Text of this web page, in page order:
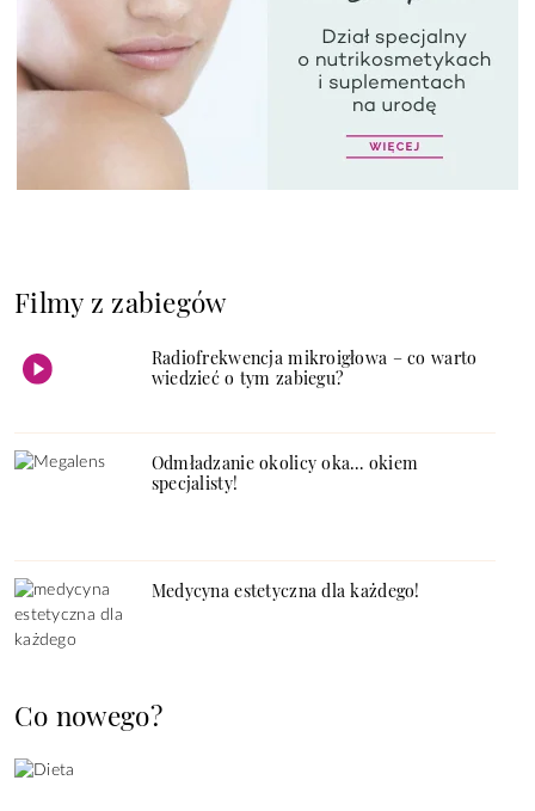
Filmy z zabiegów
Radiofrekwencja mikroigłowa – co warto
wiedzieć o tym zabiegu?
Odmładzanie okolicy oka… okiem
specjalisty!
Medycyna estetyczna dla każdego!
Co nowego?